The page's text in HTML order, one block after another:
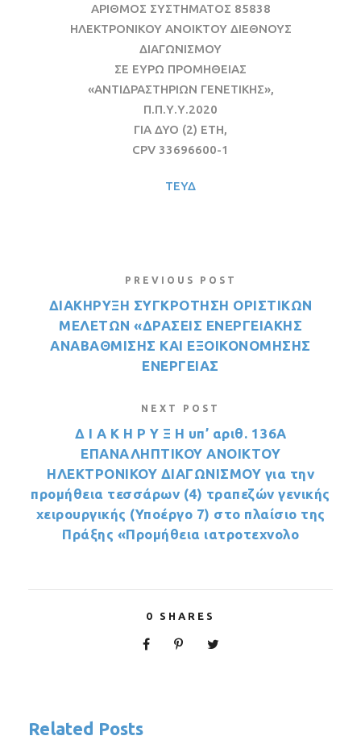
ΑΡΙΘΜΟΣ ΣΥΣΤΗΜΑΤΟΣ 85838
ΗΛΕΚΤΡΟΝΙΚΟΥ ΑΝΟΙΚΤΟΥ ΔΙΕΘΝΟΥΣ
ΔΙΑΓΩΝΙΣΜΟΥ
ΣΕ ΕΥΡΩ ΠΡΟΜΗΘΕΙΑΣ
«ΑΝΤΙΔΡΑΣΤΗΡΙΩΝ ΓΕΝΕΤΙΚΗΣ»,
Π.Π.Υ.Υ.2020
ΓΙΑ ΔΥΟ (2) ΕΤΗ,
CPV 33696600-1
ΤΕΥΔ
PREVIOUS POST
ΔΙΑΚΗΡΥΞΗ ΣΥΓΚΡΟΤΗΣΗ ΟΡΙΣΤΙΚΩΝ
ΜΕΛΕΤΩΝ «ΔΡΑΣΕΙΣ ΕΝΕΡΓΕΙΑΚΗΣ
ΑΝΑΒΑΘΜΙΣΗΣ ΚΑΙ ΕΞΟΙΚΟΝΟΜΗΣΗΣ
ΕΝΕΡΓΕΙΑΣ
NEXT POST
Δ Ι Α Κ Η Ρ Υ Ξ Η υπ’ αριθ. 136A
ΕΠΑΝΑΛΗΠΤΙΚΟΥ ΑΝΟΙΚΤΟΥ
ΗΛΕΚΤΡΟΝΙΚΟΥ ΔΙΑΓΩΝΙΣΜΟΥ για την
προμήθεια τεσσάρων (4) τραπεζών γενικής
χειρουργικής (Υποέργο 7) στο πλαίσιο της
Πράξης «Προμήθεια ιατροτεχνολο
0 SHARES
Related Posts